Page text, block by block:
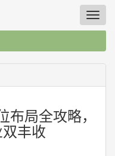
局全攻略，
丰收